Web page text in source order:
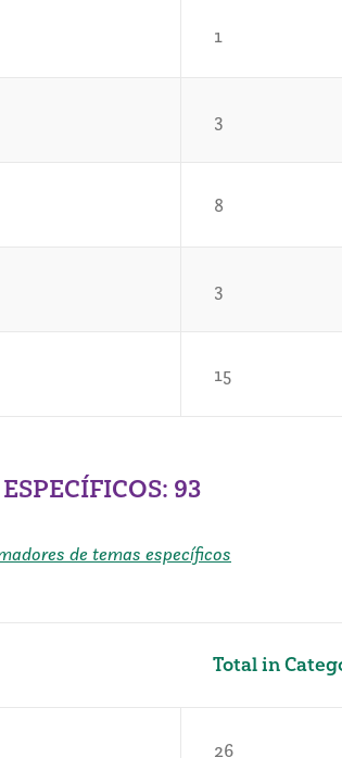
1
3
8
3
15
93
de temas específicos
Total in
26